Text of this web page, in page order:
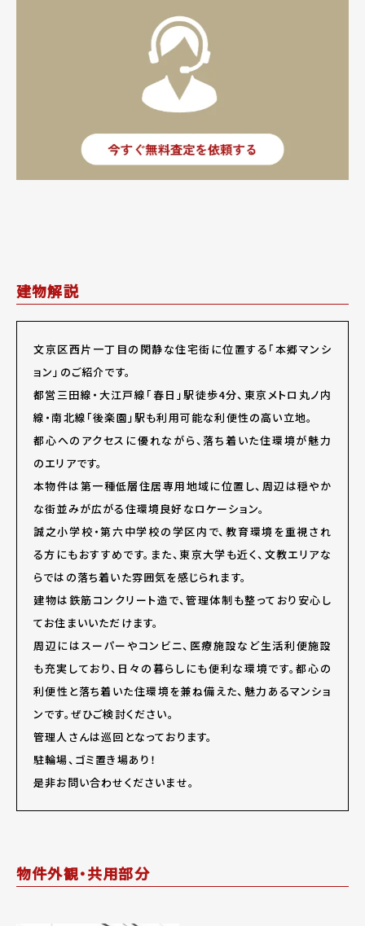
建物解説
文京区西片一丁目の閑静な住宅街に位置する「本郷マンシ
ョン」のご紹介です。
都営三田線・大江戸線「春日」駅徒歩4分、東京メトロ丸ノ内
線・南北線「後楽園」駅も利用可能な利便性の高い立地。
都心へのアクセスに優れながら、落ち着いた住環境が魅力
のエリアです。
本物件は第一種低層住居専用地域に位置し、周辺は穏やか
な街並みが広がる住環境良好なロケーション。
誠之小学校・第六中学校の学区内で、教育環境を重視され
る方にもおすすめです。また、東京大学も近く、文教エリアな
らではの落ち着いた雰囲気を感じられます。
建物は鉄筋コンクリート造で、管理体制も整っており安心し
てお住まいいただけます。
周辺にはスーパーやコンビニ、医療施設など生活利便施設
も充実しており、日々の暮らしにも便利な環境です。都心の
利便性と落ち着いた住環境を兼ね備えた、魅力あるマンショ
ンです。ぜひご検討ください。
管理人さんは巡回となっております。
駐輪場、ゴミ置き場あり！
是非お問い合わせくださいませ。
物件外観・共用部分